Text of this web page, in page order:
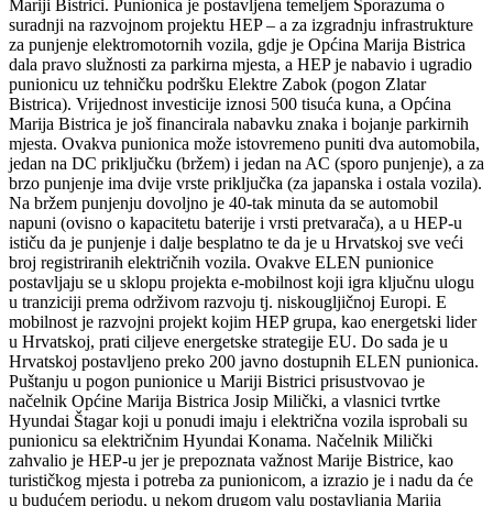
Mariji Bistrici. Punionica je postavljena temeljem Sporazuma o
suradnji na razvojnom projektu HEP – a za izgradnju infrastrukture
za punjenje elektromotornih vozila, gdje je Općina Marija Bistrica
dala pravo služnosti za parkirna mjesta, a HEP je nabavio i ugradio
punionicu uz tehničku podršku Elektre Zabok (pogon Zlatar
Bistrica). Vrijednost investicije iznosi 500 tisuća kuna, a Općina
Marija Bistrica je još financirala nabavku znaka i bojanje parkirnih
mjesta. Ovakva punionica može istovremeno puniti dva automobila,
jedan na DC priključku (bržem) i jedan na AC (sporo punjenje), a za
brzo punjenje ima dvije vrste priključka (za japanska i ostala vozila).
Na bržem punjenju dovoljno je 40-tak minuta da se automobil
napuni (ovisno o kapacitetu baterije i vrsti pretvarača), a u HEP-u
ističu da je punjenje i dalje besplatno te da je u Hrvatskoj sve veći
broj registriranih električnih vozila. Ovakve ELEN punionice
postavljaju se u sklopu projekta e-mobilnost koji igra ključnu ulogu
u tranziciji prema održivom razvoju tj. niskougljičnoj Europi. E
mobilnost je razvojni projekt kojim HEP grupa, kao energetski lider
u Hrvatskoj, prati ciljeve energetske strategije EU. Do sada je u
Hrvatskoj postavljeno preko 200 javno dostupnih ELEN punionica.
Puštanju u pogon punionice u Mariji Bistrici prisustvovao je
načelnik Općine Marija Bistrica Josip Milički, a vlasnici tvrtke
Hyundai Štagar koji u ponudi imaju i električna vozila isprobali su
punionicu sa električnim Hyundai Konama. Načelnik Milički
zahvalio je HEP-u jer je prepoznata važnost Marije Bistrice, kao
turističkog mjesta i potreba za punionicom, a izrazio je i nadu da će
u budućem periodu, u nekom drugom valu postavljanja Marija